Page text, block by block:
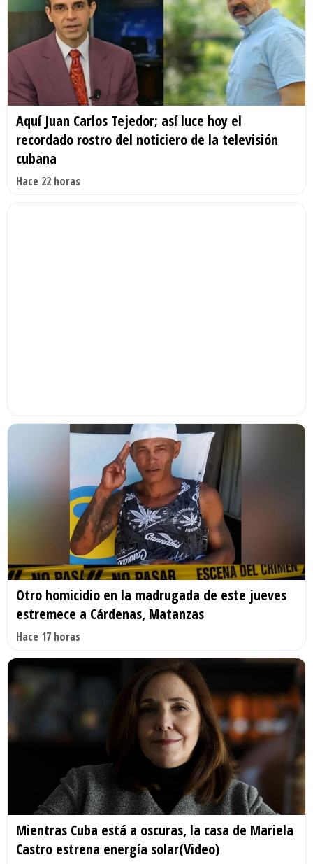
Aquí Juan Carlos Tejedor; así luce hoy el
recordado rostro del noticiero de la televisión
cubana
Hace 22 horas
Otro homicidio en la madrugada de este jueves
estremece a Cárdenas, Matanzas
Hace 17 horas
Mientras Cuba está a oscuras, la casa de Mariela
Castro estrena energía solar(Video)